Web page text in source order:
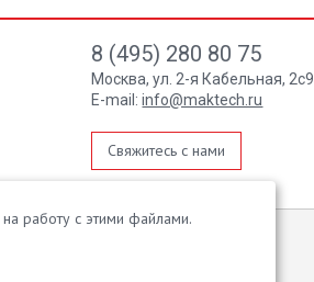
8 (495) 280 80 75
Москва, ул. 2-я Кабельная, 2с9
E-mail:info@maktech.ru
Свяжитесь с нами
на работу с этими файлами.